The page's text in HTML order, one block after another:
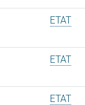
ETAT
ETAT
ETAT